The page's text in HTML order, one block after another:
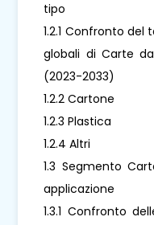
tipo
1.2.1 Confronto
globali di Carte
(2023-2033)
1.2.2 Cartone
1.2.3 Plastica
1.2.4 Altri
1.3 Segmento
applicazione
1.3.1 Confronto